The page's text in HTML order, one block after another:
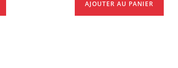
AJOUTER AU PANIER